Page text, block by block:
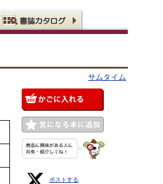
サムタイム
ポストする